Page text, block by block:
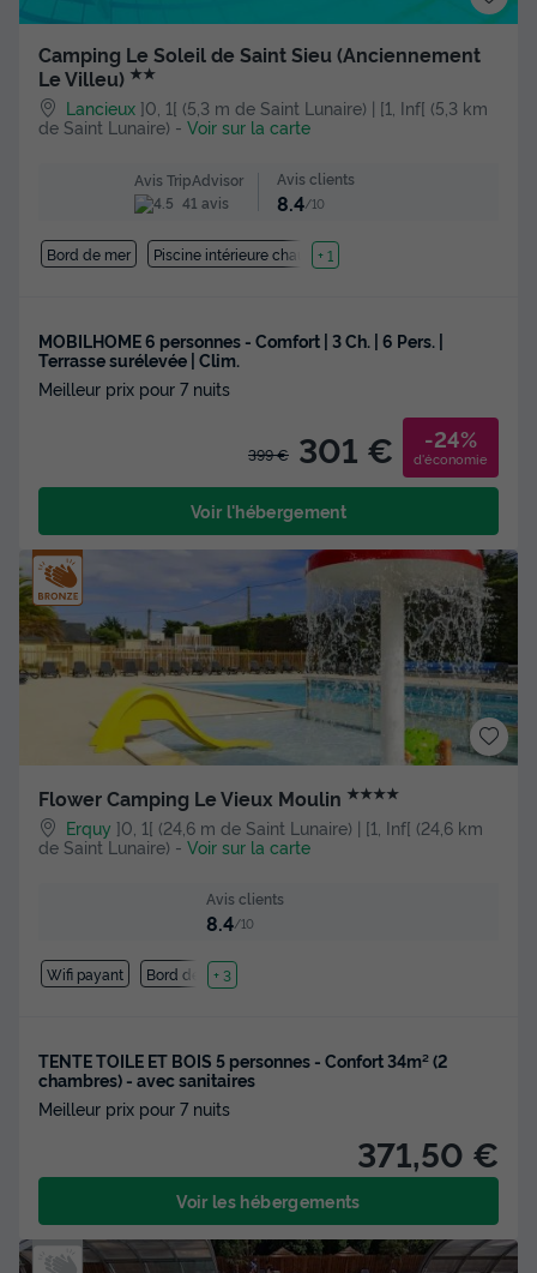
Camping Le Soleil de Saint Sieu (Anciennement
Le Villeu) ★★
Lancieux ]0, 1[ (5,3 m de Saint Lunaire) | [1, Inf[ (5,3 km
de Saint Lunaire) - Voir sur la carte
Avis TripAdvisor
41 avis
Avis clients
8.4/10
Bord de mer Piscine intérieure chauffée
+ 1
MOBILHOME 6 personnes - Comfort | 3 Ch. | 6 Pers. |
Terrasse surélevée | Clim.
Meilleur prix pour 7 nuits
399 € 301 € -24%
d'économie
Voir l'hébergement
Flower Camping Le Vieux Moulin ★★★★
Erquy ]0, 1[ (24,6 m de Saint Lunaire) | [1, Inf[ (24,6 km
de Saint Lunaire) - Voir sur la carte
Avis clients
8.4/10
Wifi payant Bord de mer
+ 3
TENTE TOILE ET BOIS 5 personnes - Confort 34m² (2
chambres) - avec sanitaires
Meilleur prix pour 7 nuits
371,50 €
Voir les hébergements